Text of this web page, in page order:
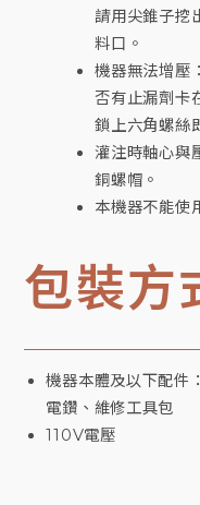
請用尖錐子挖
料口。
機器無法增壓
否有止漏劑卡
鎖上六角螺絲
灌注時軸心與
銅螺帽。
本機器不能使
包裝方
機器本體及以下配件
電鑽、維修工具包
110V電壓